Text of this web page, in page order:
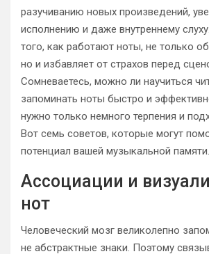
разучиванию новых произведений,
исполнению и даже внутреннему
того, как работают ноты, не только
но и избавляет от страхов перед
Сомневаетесь, можно ли научиться
запоминать ноты быстро и
нужно только немного терпения и
Вот семь советов, которые могут
потенциал вашей музыкальной памяти.
Ассоциации и
нот
Человеческий мозг великолепно
не абстрактные знаки. Поэтому